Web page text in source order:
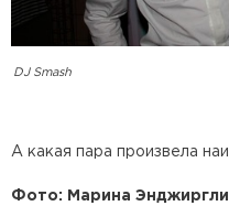
DJ Smash
А какая пара произвела
Фото: Марина Энджиргли